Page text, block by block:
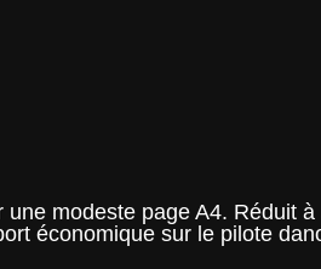
modeste page A4. Réduit
économique sur le pilote